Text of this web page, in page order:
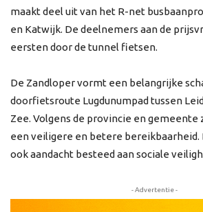
maakt deel uit van het R-net
en Katwijk. De deelnemers aan de
eersten door de tunnel fietsen.
De Zandloper vormt een belangrijke
doorfietsroute Lugdunumpad tussen
Zee. Volgens de provincie en
een veiligere en betere
ook aandacht besteed aan sociale
- Advertentie -